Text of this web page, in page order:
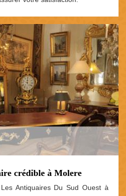
crédible à Molere
Les Antiquaires Du Sud Ouest à